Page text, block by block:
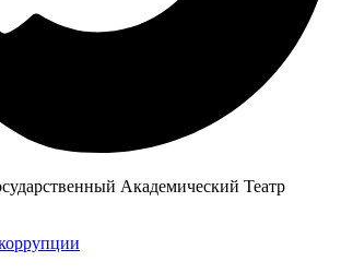
Академический Театр